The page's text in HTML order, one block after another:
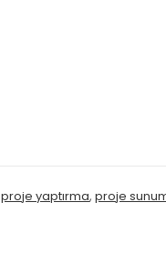
proje yaptırma,proje